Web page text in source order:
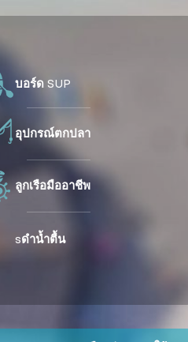
บอร์ด SUP
อุปกรณ์ตกปลา
ลูกเรือมืออาชีพ
sดำน้ำตื้น